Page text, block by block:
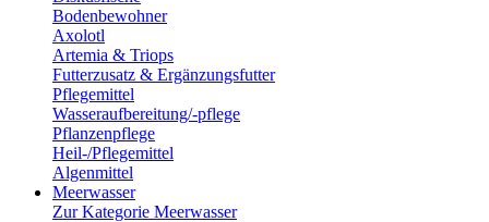
Bodenbewohner
Axolotl
Artemia & Triops
Futterzusatz & Ergänzungsfutter
Pflegemittel
Wasseraufbereitung/-pflege
Pflanzenpflege
Heil-/Pflegemittel
Algenmittel
Meerwasser
Zur Kategorie Meerwasser